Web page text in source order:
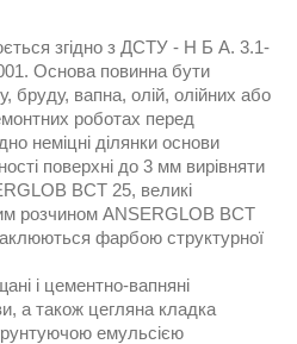
згідно з ДСТУ - Н Б А. 3.1-
Основа повинна бути
бруду, вапна, олій, олійних або
роботах перед
неміцні ділянки основи
поверхні до 3 мм вирівняти
ВСТ 25, великі
розчином ANSERGLOB ВСТ
фарбою структурної
і цементно-вапняні
а також цегляна кладка
емульсією